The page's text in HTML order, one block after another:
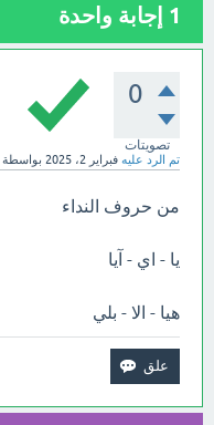
1 إجابة واحدة
0
تصويتات
تم الرد عليه فبراير 2، 2025 بواسطة
من حروف النداء
يا - اي - آيا
هيا - الا - بلي